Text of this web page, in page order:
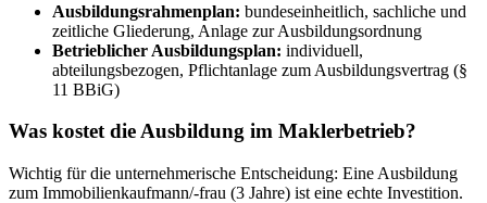
Ausbildungsrahmenplan: bundeseinheitlich, sachliche und
zeitliche Gliederung, Anlage zur Ausbildungsordnung
Betrieblicher Ausbildungsplan: individuell,
abteilungsbezogen, Pflichtanlage zum Ausbildungsvertrag (§
11 BBiG)
Was kostet die Ausbildung im Maklerbetrieb?
Wichtig für die unternehmerische Entscheidung: Eine Ausbildung
zum Immobilienkaufmann/-frau (3 Jahre) ist eine echte Investition.